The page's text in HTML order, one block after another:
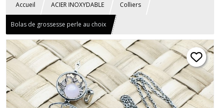
Accueil ACIER INOXYDABLE Colliers
Bolas de grossesse perle au choix